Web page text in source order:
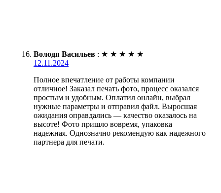
Володя Васильев : ★ ★ ★ ★ ★
12.11.2024
Полное впечатление от работы компании
отличное! Заказал печать фото, процесс оказался
простым и удобным. Оплатил онлайн, выбрал
нужные параметры и отправил файл. Выросшая
ожидания оправдались — качество оказалось на
высоте! Фото пришло вовремя, упаковка
надежная. Однозначно рекомендую как надежного
партнера для печати.